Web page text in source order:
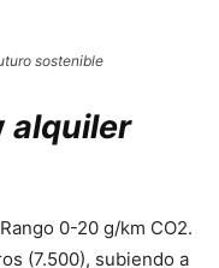
sostenible
alquiler
0-20 g/km CO2.
(7.500), subiendo a